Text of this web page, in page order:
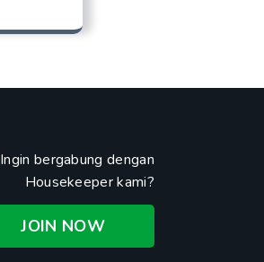
Ingin bergabung dengan
Housekeeper kami?
JOIN NOW